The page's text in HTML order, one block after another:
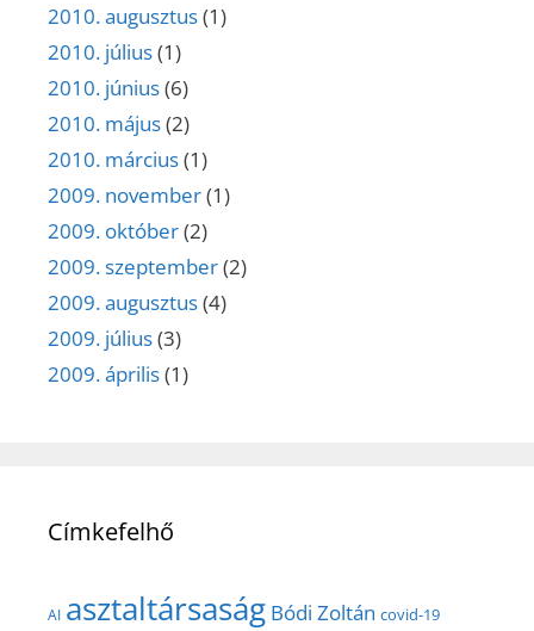
2010. augusztus(1)
2010. július(1)
2010. június(6)
2010. május(2)
2010. március(1)
2009. november(1)
2009. október(2)
2009. szeptember(2)
2009. augusztus(4)
2009. július(3)
2009. április(1)
Címkefelhő
AI asztaltársaság Bódi Zoltán covid-19